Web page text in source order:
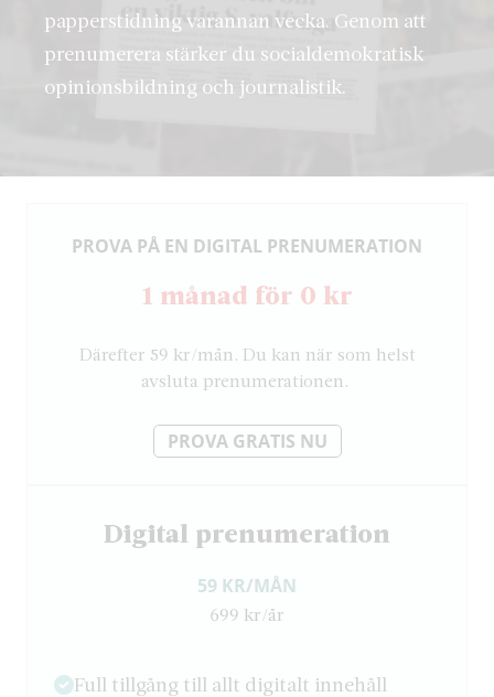
papperstidning varannan vecka. Genom att
prenumerera stärker du socialdemokratisk
opinionsbildning och journalistik.
PROVA PÅ EN DIGITAL PRENUMERATION
1 månad för 0 kr
Därefter 59 kr/mån. Du kan när som helst
avsluta prenumerationen.
PROVA GRATIS NU
Digital prenumeration
59 KR/MÅN
699 kr/år
Full tillgång till allt digitalt innehåll